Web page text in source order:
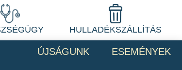
HULLADÉKSZÁLLÍTÁS
ÚJSÁGUNK ESEMÉNYEK